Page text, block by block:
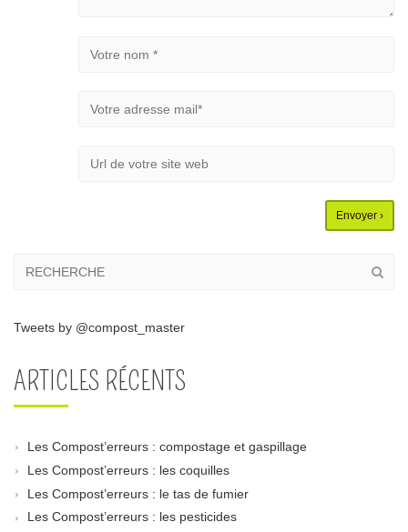
Tweets by @compost_master
ARTICLES RÉCENTS
Les Compost’erreurs : compostage et gaspillage
Les Compost’erreurs : les coquilles
Les Compost’erreurs : le tas de fumier
Les Compost’erreurs : les pesticides